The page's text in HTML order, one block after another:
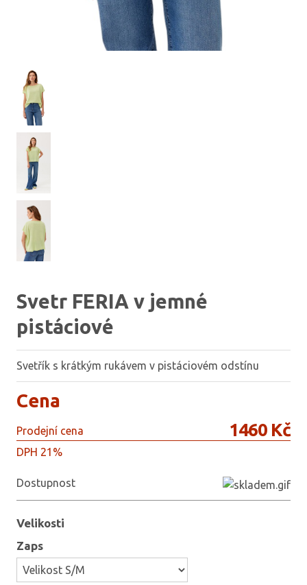
Svetr FERIA v jemné
pistáciové
Svetřík s krátkým rukávem v pistáciovém odstínu
Cena
Prodejní cena 1460 Kč
DPH 21%
Dostupnost
Velikosti
Zaps